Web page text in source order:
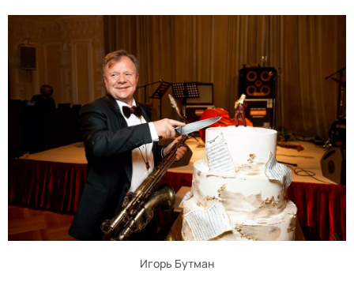
Игорь Бутман